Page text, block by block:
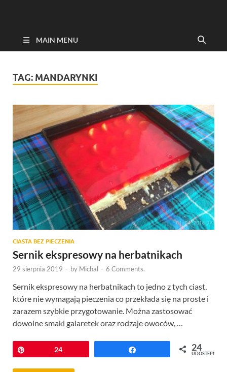
MAIN MENU
TAG: MANDARYNKI
CIASTA BEZ PIECZENIA
Sernik ekspresowy na herbatnikach
29 sierpnia 2019 - by Michal - 6 Comments.
Sernik ekspresowy na herbatnikach to jedno z tych ciast,
które nie wymagają pieczenia co przekłada się na proste i
zarazem szybkie przygotowanie. Można zastosować
dowolne smaki galaretek oraz rodzaje owoców, …
Przypnij24 24
UDOSTĘPNIEŃ